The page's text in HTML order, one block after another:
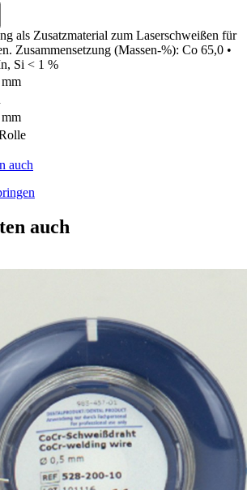
als Zusatzmaterial zum Laserschweißen für
Zusammensetzung (Massen-%): Co 65,0 •
Si < 1 %
auch
auch